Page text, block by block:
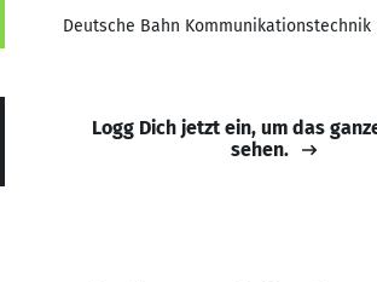
Deutsche Bahn Kommunikationstechnik
Logg Dich jetzt ein, um das
sehen.